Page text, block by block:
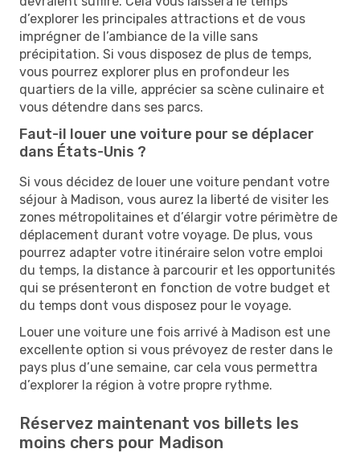
d’explorer les principales attractions et de vous
imprégner de l’ambiance de la ville sans
précipitation. Si vous disposez de plus de temps,
vous pourrez explorer plus en profondeur les
quartiers de la ville, apprécier sa scène culinaire et
vous détendre dans ses parcs.
Faut-il louer une voiture pour se déplacer
dans États-Unis ?
Si vous décidez de louer une voiture pendant votre
séjour à Madison, vous aurez la liberté de visiter les
zones métropolitaines et d’élargir votre périmètre de
déplacement durant votre voyage. De plus, vous
pourrez adapter votre itinéraire selon votre emploi
du temps, la distance à parcourir et les opportunités
qui se présenteront en fonction de votre budget et
du temps dont vous disposez pour le voyage.
Louer une voiture une fois arrivé à Madison est une
excellente option si vous prévoyez de rester dans le
pays plus d’une semaine, car cela vous permettra
d’explorer la région à votre propre rythme.
Réservez maintenant vos billets les
moins chers pour Madison